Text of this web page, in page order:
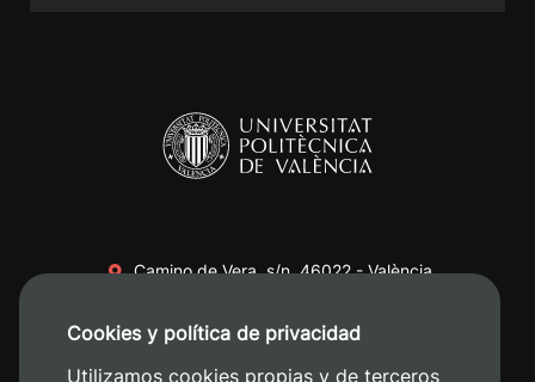
Camino de Vera, s/n. 46022 - València
+34 620 04 00 50
Cookies y política de privacidad
Utilizamos cookies propias y de terceros